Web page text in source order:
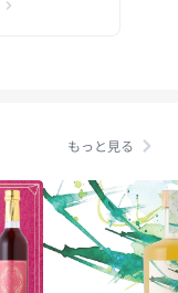
もっと見る